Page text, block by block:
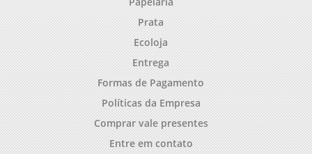
Prata
Ecoloja
Entrega
Formas de Pagamento
Políticas da Empresa
Comprar vale presentes
Entre em contato